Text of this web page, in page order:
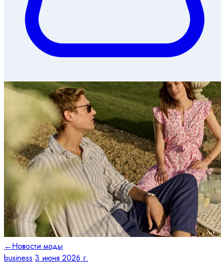
←Новости моды
business·3 июня 2026 г.